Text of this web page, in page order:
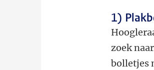
1)
zoek
bolletjes